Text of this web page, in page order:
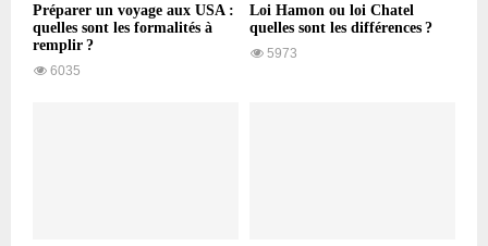
Préparer un voyage aux USA :
quelles sont les formalités à
remplir ?
6035
Loi Hamon ou loi Chatel
quelles sont les différences ?
5973